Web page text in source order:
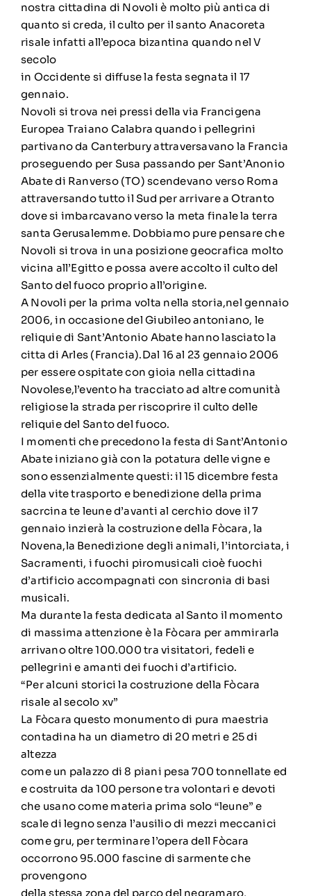
nostra cittadina di Novoli è molto più antica di
quanto si creda, il culto per il santo Anacoreta
risale infatti all’epoca bizantina quando nel V
secolo
in Occidente si diffuse la festa segnata il 17
gennaio.
Novoli si trova nei pressi della via Francigena
Europea Traiano Calabra quando i pellegrini
partivano da Canterbury attraversavano la Francia
proseguendo per Susa passando per Sant’Anonio
Abate di Ranverso (TO) scendevano verso Roma
attraversando tutto il Sud per arrivare a Otranto
dove si imbarcavano verso la meta finale la terra
santa Gerusalemme. Dobbiamo pure pensare che
Novoli si trova in una posizione geocrafica molto
vicina all’Egitto e possa avere accolto il culto del
Santo del fuoco proprio all’origine.
A Novoli per la prima volta nella storia,nel gennaio
2006, in occasione del Giubileo antoniano, le
reliquie di Sant’Antonio Abate hanno lasciato la
citta di Arles (Francia).Dal 16 al 23 gennaio 2006
per essere ospitate con gioia nella cittadina
Novolese,l’evento ha tracciato ad altre comunità
religiose la strada per riscoprire il culto delle
reliquie del Santo del fuoco.
I momenti che precedono la festa di Sant’Antonio
Abate iniziano già con la potatura delle vigne e
sono essenzialmente questi: il 15 dicembre festa
della vite trasporto e benedizione della prima
sacrcina te leune d’avanti al cerchio dove il 7
gennaio inzierà la costruzione della Fòcara, la
Novena,la Benedizione degli animali, l’intorciata, i
Sacramenti, i fuochi piromusicali cioè fuochi
d’artificio accompagnati con sincronia di basi
musicali.
Ma durante la festa dedicata al Santo il momento
di massima attenzione è la Fòcara per ammirarla
arrivano oltre 100.000 tra visitatori, fedeli e
pellegrini e amanti dei fuochi d’artificio.
“Per alcuni storici la costruzione della Fòcara
risale al secolo xv”
La Fòcara questo monumento di pura maestria
contadina ha un diametro di 20 metri e 25 di
altezza
come un palazzo di 8 piani pesa 700 tonnellate ed
e costruita da 100 persone tra volontari e devoti
che usano come materia prima solo “leune” e
scale di legno senza l’ausilio di mezzi meccanici
come gru, per terminare l’opera dell Fòcara
occorrono 95.000 fascine di sarmente che
provengono
della stessa zona del parco del negramaro,